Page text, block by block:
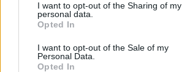
I want to opt-out of the Sharing of my
personal data.
Opted In
I want to opt-out of the Sale of my
Personal Data.
Opted In
4000 forintot is fizetnek
A magyar diákmunkapiac elmúlt másfél
lényegében egyetlen nagy